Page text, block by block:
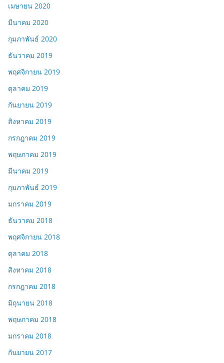
เมษายน 2020
มีนาคม 2020
กุมภาพันธ์ 2020
ธันวาคม 2019
พฤศจิกายน 2019
ตุลาคม 2019
กันยายน 2019
สิงหาคม 2019
กรกฎาคม 2019
พฤษภาคม 2019
มีนาคม 2019
กุมภาพันธ์ 2019
มกราคม 2019
ธันวาคม 2018
พฤศจิกายน 2018
ตุลาคม 2018
สิงหาคม 2018
กรกฎาคม 2018
มิถุนายน 2018
พฤษภาคม 2018
มกราคม 2018
กันยายน 2017